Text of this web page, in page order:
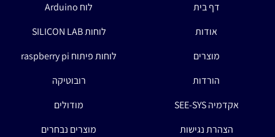
דף בית
אודות
מוצרים
הורדות
אקדמיה SEE-SYS
הצהרת נגישות
לוח Arduino
לוחות SILICON LAB
לוחות פיתוח raspberry pi
רובוטיקה
מודולים
מוצרים נבחרים